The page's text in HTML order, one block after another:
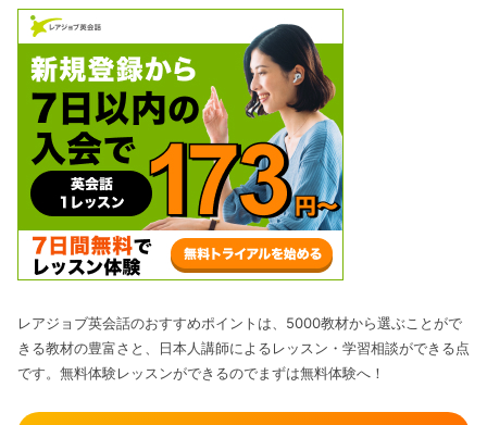
レアジョブ英会話のおすすめポイントは、5000教材から選ぶことがで
きる教材の豊富さと、日本人講師によるレッスン・学習相談ができる点
です。無料体験レッスンができるのでまずは無料体験へ！